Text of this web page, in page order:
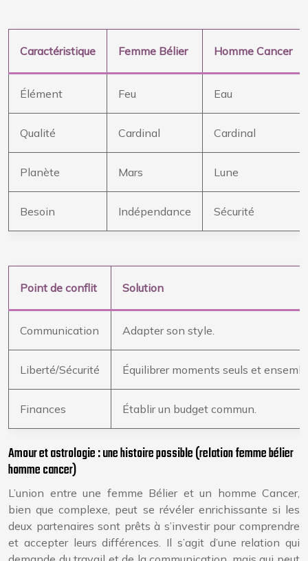
Caractéristique Femme Bélier Homme Cancer
Élément Feu Eau
Qualité Cardinal Cardinal
Planète Mars Lune
Besoin Indépendance Sécurité
Point de conflit Solution
Communication Adapter son style.
Liberté/Sécurité Équilibrer moments seuls et
Finances Établir un budget commun.
Amour et astrologie : une histoire possible (relation femme bélier
homme cancer)
L’union entre une femme Bélier et un homme Cancer,
bien que complexe, peut se révéler enrichissante si les
deux partenaires sont prêts à s’investir pour comprendre
et accepter leurs différences. Il s’agit d’une relation qui